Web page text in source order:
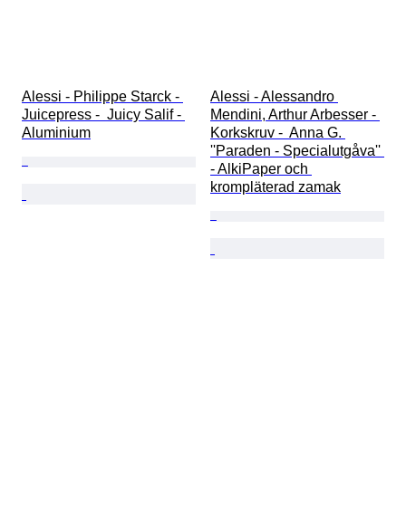
Alessi - Philippe Starck -
Juicepress -  Juicy Salif -
Aluminium
Alessi - Alessandro
Mendini, Arthur Arbesser -
Korkskruv -  Anna G.
''Paraden - Specialutgåva''
- AlkiPaper och
krompläterad zamak